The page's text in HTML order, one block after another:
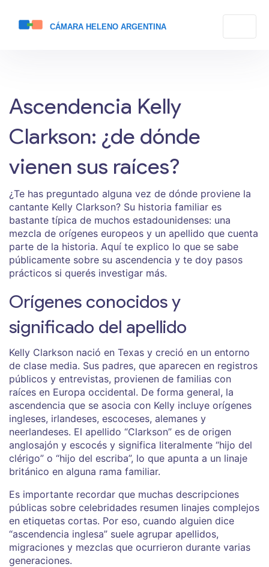
Ascendencia Kelly
Clarkson: ¿de dónde
vienen sus raíces?
¿Te has preguntado alguna vez de dónde proviene la
cantante Kelly Clarkson? Su historia familiar es
bastante típica de muchos estadounidenses: una
mezcla de orígenes europeos y un apellido que cuenta
parte de la historia. Aquí te explico lo que se sabe
públicamente sobre su ascendencia y te doy pasos
prácticos si querés investigar más.
Orígenes conocidos y
significado del apellido
Kelly Clarkson nació en Texas y creció en un entorno
de clase media. Sus padres, que aparecen en registros
públicos y entrevistas, provienen de familias con
raíces en Europa occidental. De forma general, la
ascendencia que se asocia con Kelly incluye orígenes
ingleses, irlandeses, escoceses, alemanes y
neerlandeses. El apellido “Clarkson” es de origen
anglosajón y escocés y significa literalmente “hijo del
clérigo” o “hijo del escriba”, lo que apunta a un linaje
británico en alguna rama familiar.
Es importante recordar que muchas descripciones
públicas sobre celebridades resumen linajes complejos
en etiquetas cortas. Por eso, cuando alguien dice
“ascendencia inglesa” suele agrupar apellidos,
migraciones y mezclas que ocurrieron durante varias
generaciones.